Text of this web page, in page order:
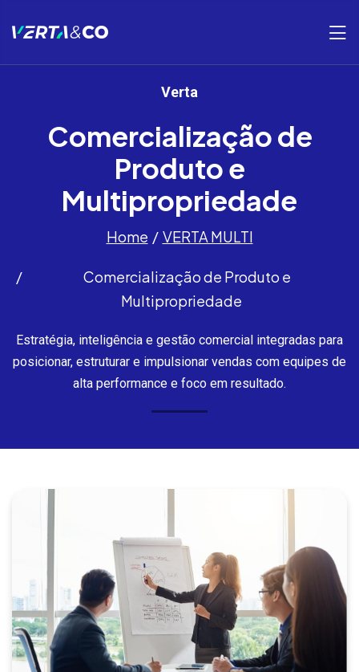
Verta
Comercialização de
Produto e
Multipropriedade
Home VERTA MULTI
Comercialização de Produto e
Multipropriedade
Estratégia, inteligência e gestão comercial integradas para
posicionar, estruturar e impulsionar vendas com equipes de
alta performance e foco em resultado.